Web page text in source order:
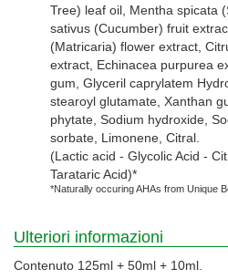
Tree) leaf oil, Mentha spicata
sativus (Cucumber) fruit
(Matricaria) flower extract,
extract, Echinacea purpurea
gum, Glyceril caprylatem
stearoyl glutamate, Xanthan
phytate, Sodium hydroxide,
sorbate, Limonene, Citral.
(Lactic acid - Glycolic Acid -
Tarataric Acid)*
*Naturally occuring AHAs from Unique
Ulteriori informazioni
Contenuto 125ml + 50ml + 10ml.